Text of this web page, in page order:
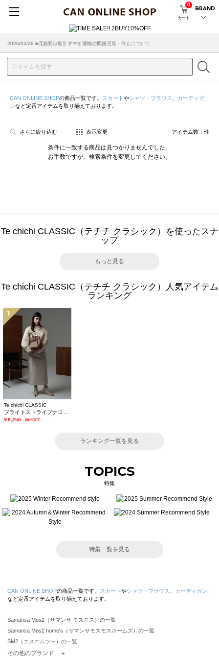
カート
0
BRAND
2026/07/29 ■【お知らせ】ヤマト運輸の配送遅延・停止について
2026/03/18 ■店舗受け取りサービスのご案内
CAN ONLINE SHOPの商品一覧です。 スカート やシャツ・ブラウス
カーディガ
ンなど定番アイテムを取り揃えております。
さらに絞り込む 表示変更 アイテム数： 件
条件に一致する商品は見つかりませんでした。
お手数ですが、検索条件を変更してください。
Te chichi CLASSIC（テチチ クラシック）を使ったスナ
ップ
もっと見る
Te chichi CLASSIC（テチチ クラシック）人気アイテム
ランキング
1
Te chichi CLASSIC
￥8,250 -50%OFF-
ランキング一覧を見る
TOPICS
特集
特集一覧を見る
CAN ONLINE SHOPの商品一覧です。 スカート やシャツ・ブラウス
カーディガン
など定番アイテムを取り揃えております。
Samansa Mos2（サマンサ モスモス）の一覧
Samansa Mos2 home's（サマンサモスモスホームズ）の一覧
SM2（エスエムツー）の一覧
TSUHARU by Samansa Mos2（ツハルバイサマンサモスモス）の一覧
その他のブランド ＋